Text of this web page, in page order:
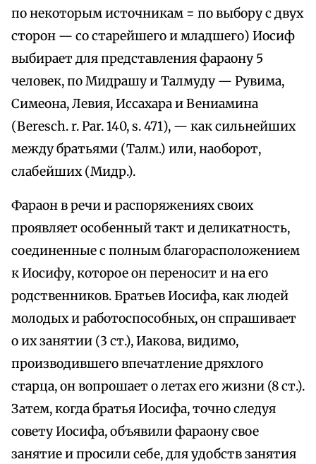
по некоторым источникам = по выбору с двух
сторон — со старейшего и младшего) Иосиф
выбирает для представления фараону 5
человек, по Мидрашу и Талмуду — Рувима,
Симеона, Левия, Иссахара и Вениамина
(Beresch. r. Par. 140, s. 471), — как сильнейших
между братьями (Талм.) или, наоборот,
слабейших (Мидр.).
Фараон в речи и распоряжениях своих
проявляет особенный такт и деликатность,
соединенные с полным благорасположением
к Иосифу, которое он переносит и на его
родственников. Братьев Иосифа, как людей
молодых и работоспособных, он спрашивает
о их занятии (3 ст.), Иакова, видимо,
производившего впечатление дряхлого
старца, он вопрошает о летах его жизни (8 ст.).
Затем, когда братья Иосифа, точно следуя
совету Иосифа, объявили фараону свое
занятие и просили себе, для удобств занятия